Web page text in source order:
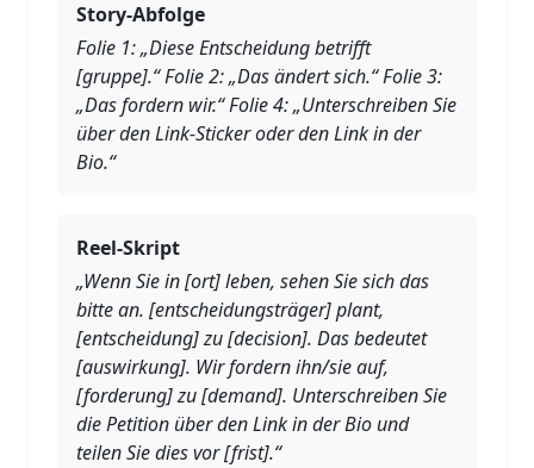
Story-Abfolge
Folie 1: „Diese Entscheidung betrifft
[gruppe].“ Folie 2: „Das ändert sich.“ Folie 3:
„Das fordern wir.“ Folie 4: „Unterschreiben Sie
über den Link-Sticker oder den Link in der
Bio.“
Reel-Skript
„Wenn Sie in [ort] leben, sehen Sie sich das
bitte an. [entscheidungsträger] plant,
[entscheidung] zu [decision]. Das bedeutet
[auswirkung]. Wir fordern ihn/sie auf,
[forderung] zu [demand]. Unterschreiben Sie
die Petition über den Link in der Bio und
teilen Sie dies vor [frist].“